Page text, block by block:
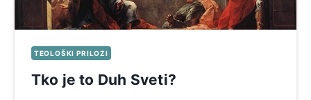
TEOLOŠKI PRILOZI
Tko je to Duh Sveti?